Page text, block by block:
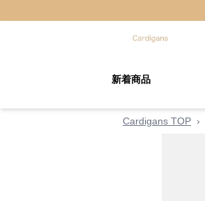
新着商品
Cardigans TOP ›